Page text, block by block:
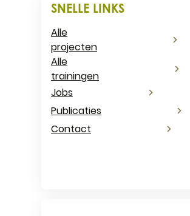
SNELLE LINKS
Alle
projecten
Alle
trainingen
Jobs
Publicaties
Contact